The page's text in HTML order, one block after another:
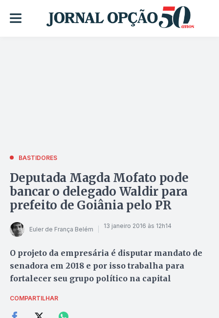
BASTIDORES
Deputada Magda Mofato pode
bancar o delegado Waldir para
prefeito de Goiânia pelo PR
Euler de França Belém 13 janeiro 2016 às 12h14
O projeto da empresária é disputar mandato de
senadora em 2018 e por isso trabalha para
fortalecer seu grupo político na capital
COMPARTILHAR